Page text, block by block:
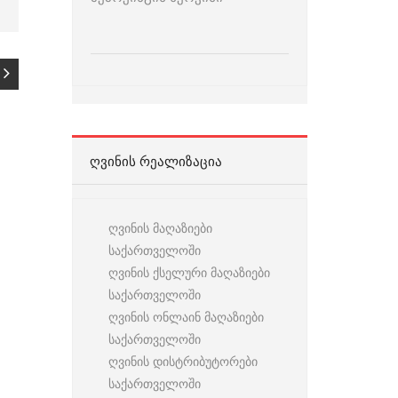
ᲦᲕᲘᲜᲘᲡ ᲠᲔᲐᲚᲘᲖᲐᲪᲘᲐ
ღვინის მაღაზიები
საქართველოში
ღვინის ქსელური მაღაზიები
საქართველოში
ღვინის ონლაინ მაღაზიები
საქართველოში
ღვინის დისტრიბუტორები
საქართველოში